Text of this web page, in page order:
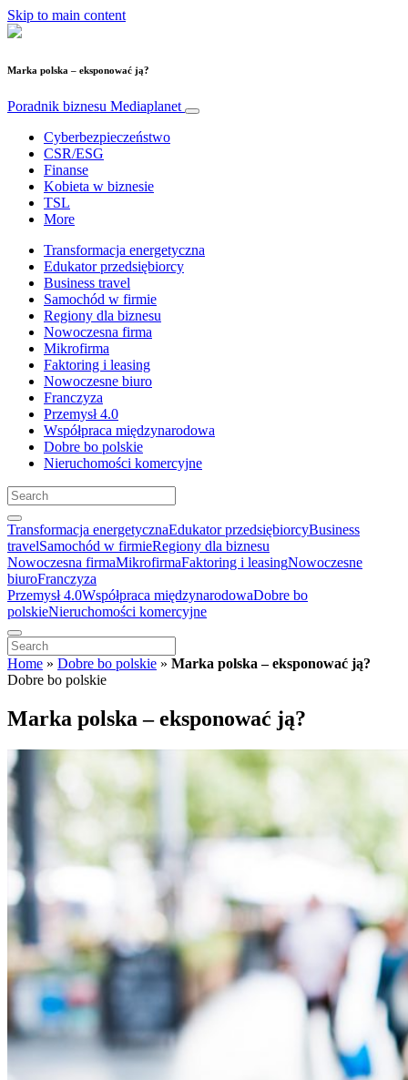
Skip to main content
Marka polska – eksponować ją?
Poradnik biznesu Mediaplanet
Cyberbezpieczeństwo
CSR/ESG
Finanse
Kobieta w biznesie
TSL
More
Transformacja energetyczna
Edukator przedsiębiorcy
Business travel
Samochód w firmie
Regiony dla biznesu
Nowoczesna firma
Mikrofirma
Faktoring i leasing
Nowoczesne biuro
Franczyza
Przemysł 4.0
Współpraca międzynarodowa
Dobre bo polskie
Nieruchomości komercyjne
Transformacja energetycznaEdukator przedsiębiorcyBusiness
travelSamochód w firmieRegiony dla biznesu
Nowoczesna firmaMikrofirmaFaktoring i leasingNowoczesne
biuroFranczyza
Przemysł 4.0Współpraca międzynarodowaDobre bo
polskieNieruchomości komercyjne
Home » Dobre bo polskie » Marka polska – eksponować ją?
Dobre bo polskie
Marka polska – eksponować ją?